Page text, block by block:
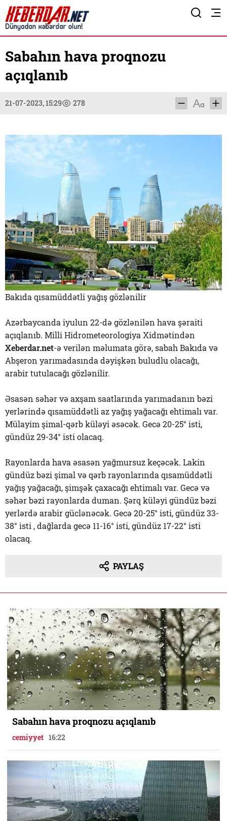
Sabahın hava proqnozu
açıqlanıb
21-07-2023, 15:29 278
Bakıda qısamüddətli yağış gözlənilir
Azərbaycanda iyulun 22-də gözlənilən hava şəraiti
açıqlanıb. Milli Hidrometeorologiya Xidmətindən
Xeberdar.net-ə verilən məlumata görə, sabah Bakıda və
Abşeron yarımadasında dəyişkən buludlu olacağı,
arabir tutulacağı gözlənilir.
Əsasən səhər və axşam saatlarında yarımadanın bəzi
yerlərində qısamüddətli az yağış yağacağı ehtimalı var.
Mülayim şimal-qərb küləyi əsəcək. Gecə 20-25° isti,
gündüz 29-34° isti olacaq.
Rayonlarda hava əsasən yağmursuz keçəcək. Lakin
gündüz bəzi şimal və qərb rayonlarında qısamüddətli
yağış yağacağı, şimşək çaxacağı ehtimalı var. Gecə və
səhər bəzi rayonlarda duman. Şərq küləyi gündüz bəzi
yerlərdə arabir güclənəcək. Gecə 20-25° isti, gündüz 33-
38° isti , dağlarda gecə 11-16° isti, gündüz 17-22° isti
olacaq.
PAYLAŞ
Sabahın hava proqnozu açıqlanıb
cemiyyet 16:22